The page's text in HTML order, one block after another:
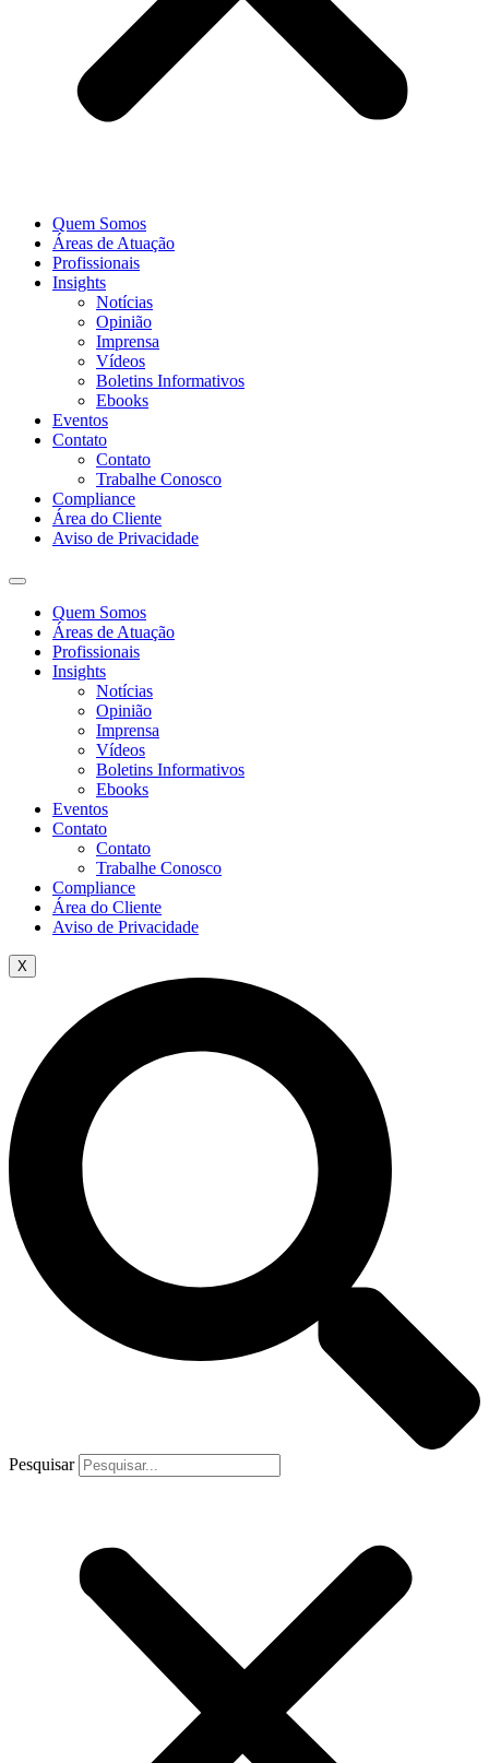
Quem Somos
Áreas de Atuação
Profissionais
Insights
Notícias
Opinião
Imprensa
Vídeos
Boletins Informativos
Ebooks
Eventos
Contato
Contato
Trabalhe Conosco
Compliance
Área do Cliente
Aviso de Privacidade
Quem Somos
Áreas de Atuação
Profissionais
Insights
Notícias
Opinião
Imprensa
Vídeos
Boletins Informativos
Ebooks
Eventos
Contato
Contato
Trabalhe Conosco
Compliance
Área do Cliente
Aviso de Privacidade
X
Pesquisar